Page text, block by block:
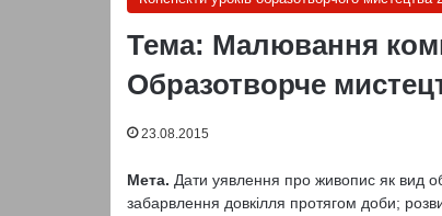
Тема: Малювання
Образотворче
23.08.2015
Мета. Дати уявлення про живопис як вид
забарвлення довкілля протягом доби;